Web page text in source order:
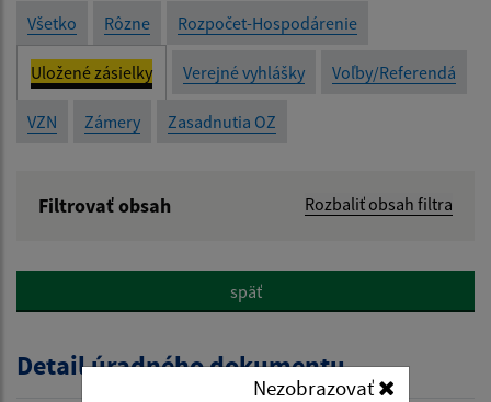
Nezobrazovať
Všetko Rôzne Rozpočet-Hospodárenie
Uložené zásielky Verejné vyhlášky Voľby/Referendá
VZN Zámery Zasadnutia OZ
Filtrovať obsah Rozbaliť obsah filtra
Popis:
Dátum zverejnenia od:
späť
Detail úradného dokumentu